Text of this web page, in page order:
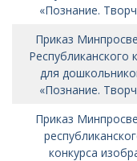
«Познание.
Приказ
Республиканского
для
«Познание.
Приказ
конкурса